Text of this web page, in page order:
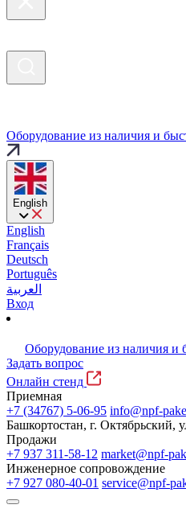
Оборудование из наличия и
English
English
Français
Deutsch
Português
العربية
Вход
Оборудование из наличия и
Задать вопрос
Онлайн стенд
Приемная
+7 (34767) 5-06-95 info@npf-
Башкортостан, г. Октябрьский,
Продажи
+7 937 311-58-12 market@npf-
Инженерное сопровождение
+7 927 080-40-01 service@npf-